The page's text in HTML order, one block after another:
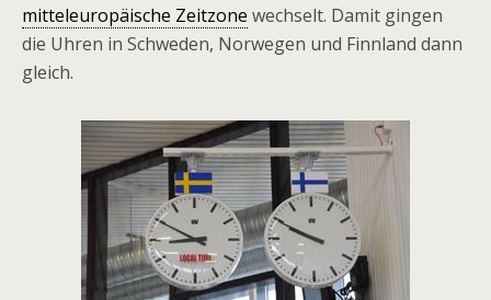
mitteleuropäische Zeitzone wechselt. Damit gingen
die Uhren in Schweden, Norwegen und Finnland dann
gleich.